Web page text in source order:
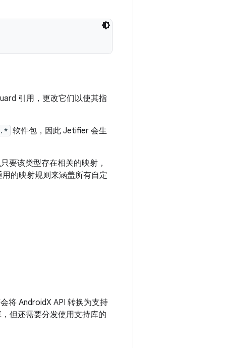
引用，更改它们以使其指
软件包，因此 Jetifier 会生
要该类型存在相关的映射，
的映射规则来涵盖所有自定
将 AndroidX API 转换为支持
但还需要分发使用支持库的